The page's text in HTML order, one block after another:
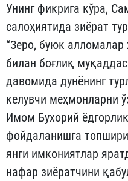
Унинг фикрига кўра,
салоҳиятида зиёрат
“Зеро, буюк
билан боғлиқ
давомида дунёнинг
келувчи меҳмонларни
Имом Бухорий
фойдаланишга
янги имкониятлар
нафар зиёратчини